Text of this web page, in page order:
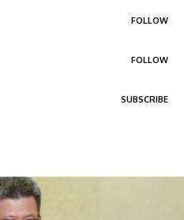
FOLLOW
FOLLOW
SUBSCRIBE